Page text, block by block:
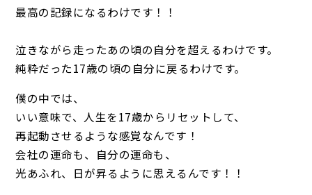
最高の記録になるわけです！！
泣きながら走ったあの頃の自分を超えるわけです。
純粋だった17歳の頃の自分に戻るわけです。
僕の中では、
いい意味で、人生を17歳からリセットして、
再起動させるような感覚なんです！
会社の運命も、自分の運命も、
光あふれ、日が昇るように思えるんです！！